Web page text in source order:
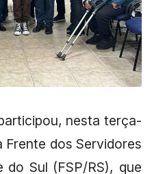
nesta terça-
dos Servidores
do Sul (FSP/RS), que